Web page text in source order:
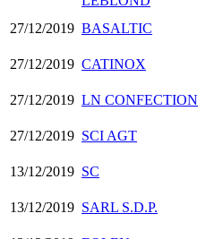
27/12/2019 BASALTIC
27/12/2019 CATINOX
27/12/2019 LN CONFECTION
27/12/2019 SCI AGT
13/12/2019 SC
13/12/2019 SARL S.D.P.